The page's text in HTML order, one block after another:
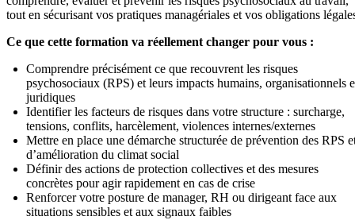
tout en sécurisant vos pratiques managériales et vos obligations
Ce que cette formation va réellement changer pour vous :
Comprendre précisément ce que recouvrent les risques
psychosociaux (RPS) et leurs impacts humains, organisationnels
juridiques
Identifier les facteurs de risques dans votre structure : surcharge,
tensions, conflits, harcèlement, violences internes/externes
Mettre en place une démarche structurée de prévention des RPS
d’amélioration du climat social
Définir des actions de protection collectives et des mesures
concrètes pour agir rapidement en cas de crise
Renforcer votre posture de manager, RH ou dirigeant face aux
situations sensibles et aux signaux faibles